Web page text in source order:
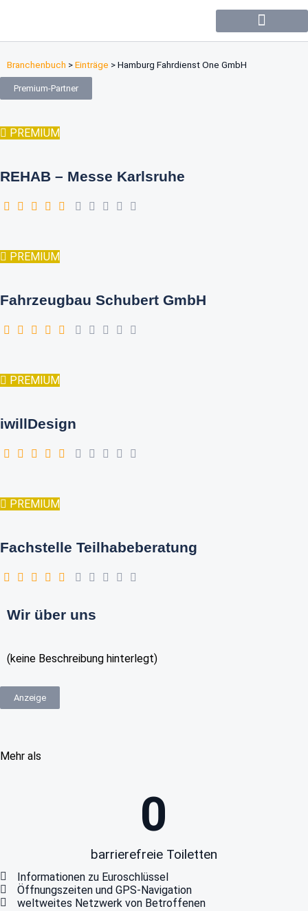
Branchenbuch >Einträge >Hamburg Fahrdienst One GmbH
Premium-Partner
PREMIUM
REHAB – Messe Karlsruhe
PREMIUM
Fahrzeugbau Schubert GmbH
PREMIUM
iwillDesign
PREMIUM
Fachstelle Teilhabeberatung
Wir über uns
(keine Beschreibung hinterlegt)
Anzeige
Mehr als
barrierefreie Toiletten
0
Informationen zu Euroschlüssel
Öffnungszeiten und GPS-Navigation
weltweites Netzwerk von Betroffenen